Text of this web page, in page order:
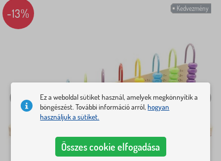
Kedvezmény
-13%
Ez a weboldal sütiket használ, amelyek megkönnyítik a
böngészést. További információ arról,hogyan
használjuk a sütiket.
Összes cookie elfogadása